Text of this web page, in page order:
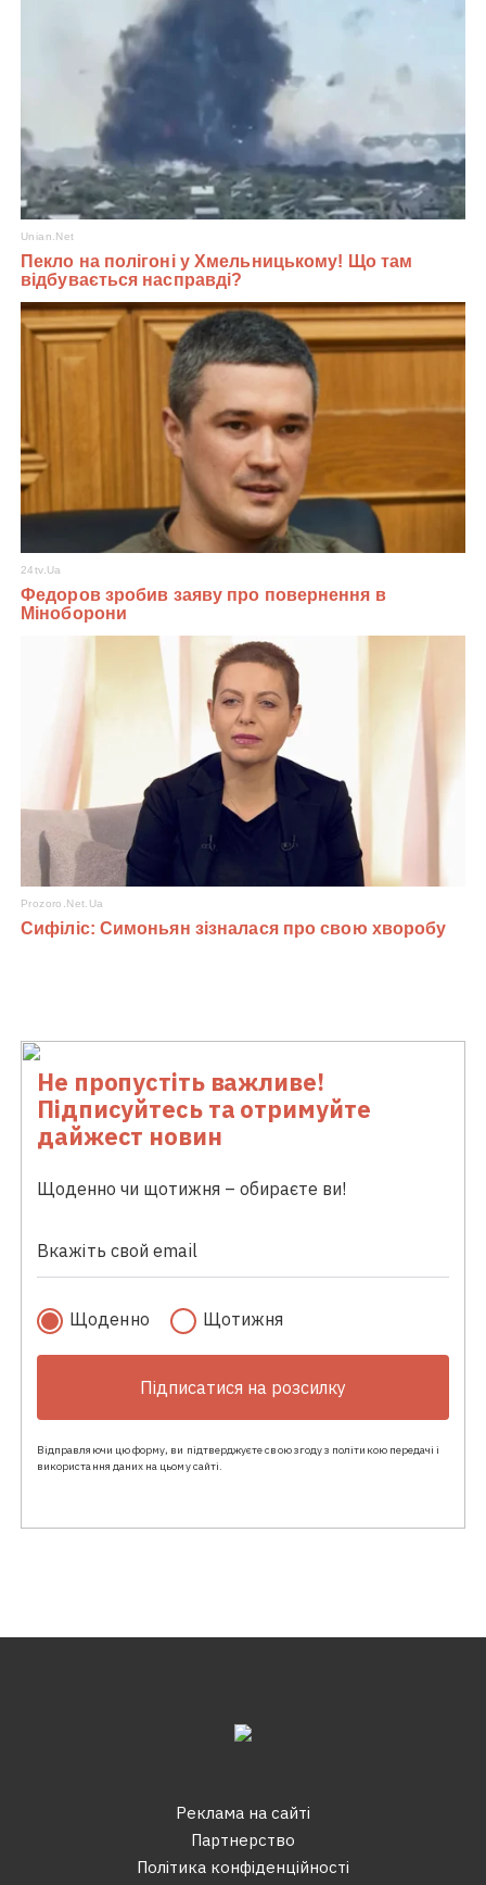
Не пропустіть важливе!
Підписуйтесь та отримуйте
дайжест новин
Щоденно чи щотижня – обираєте ви!
Щоденно Щотижня
Підписатися на розсилку
Відправляючи цю форму, ви підтверджуєте свою згоду з політикою передачі і
використання даних на цьому сайті.
Реклама на сайтi
Партнерство
Політика конфіденційності